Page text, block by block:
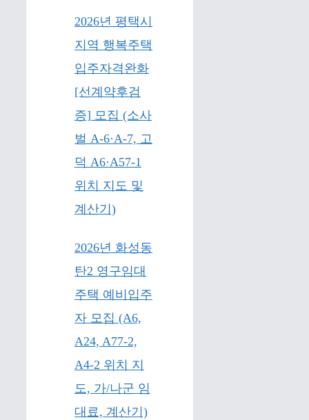
2026년 평택시
지역 행복주택
입주자격완화
[선계약후검
증] 모집 (소사
벌 A-6·A-7, 고
덕 A6·A57-1
위치 지도 및
계산기)
2026년 화성동
탄2 영구임대
주택 예비입주
자 모집 (A6,
A24, A77-2,
A4-2 위치 지
도, 가/나군 임
대료, 계산기)